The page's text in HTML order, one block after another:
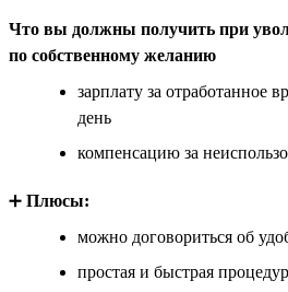
Что вы должны получить при
по собственному желанию
зарплату за отработанное
день
компенсацию за
➕ Плюсы:
можно договориться об
простая и быстрая